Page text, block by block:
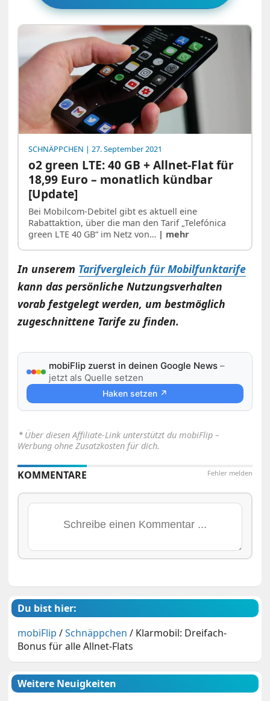
SCHNÄPPCHEN | 27. September 2021
o2 green LTE: 40 GB + Allnet-Flat für
18,99 Euro – monatlich kündbar
[Update]
Bei Mobilcom-Debitel gibt es aktuell eine
Rabattaktion, über die man den Tarif „Telefónica
green LTE 40 GB“ im Netz von… | mehr
In unserem Tarifvergleich für Mobilfunktarife
kann das persönliche Nutzungsverhalten
vorab festgelegt werden, um bestmöglich
zugeschnittene Tarife zu finden.
mobiFlip zuerst in deinen Google News –
jetzt als Quelle setzen
Haken setzen ↗
⋆ Über diesen Affiliate-Link unterstützt du mobiFlip –
Werbung ohne Zusatzkosten für dich.
Fehler melden
KOMMENTARE
Du bist hier:
mobiFlip /Schnäppchen / Klarmobil: Dreifach-
Bonus für alle Allnet-Flats
Weitere Neuigkeiten